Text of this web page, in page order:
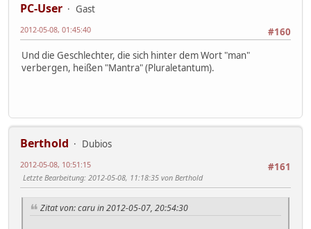
PC-User
Gast
#160
2012-05-08, 01:45:40
Und die Geschlechter, die sich hinter dem Wort "man"
verbergen, heißen "Mantra" (Pluraletantum).
Berthold
Dubios
#161
2012-05-08, 10:51:15
Letzte Bearbeitung: 2012-05-08, 11:18:35 von Berthold
Zitat von: caru in 2012-05-07, 20:54:30